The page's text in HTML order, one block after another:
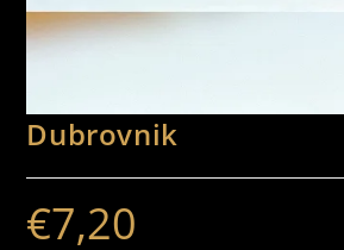
Dubrovnik
€7,20